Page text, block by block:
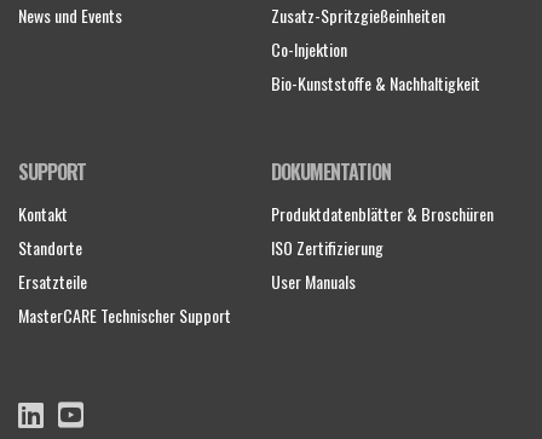
News und Events
SUPPORT
Kontakt
Standorte
Ersatzteile
MasterCARE Technischer Support
Zusatz-Spritzgießeinheiten
Co-Injektion
Bio-Kunststoffe & Nachhaltigkeit
DOKUMENTATION
Produktdatenblätter & Broschüren
ISO Zertifizierung
User Manuals